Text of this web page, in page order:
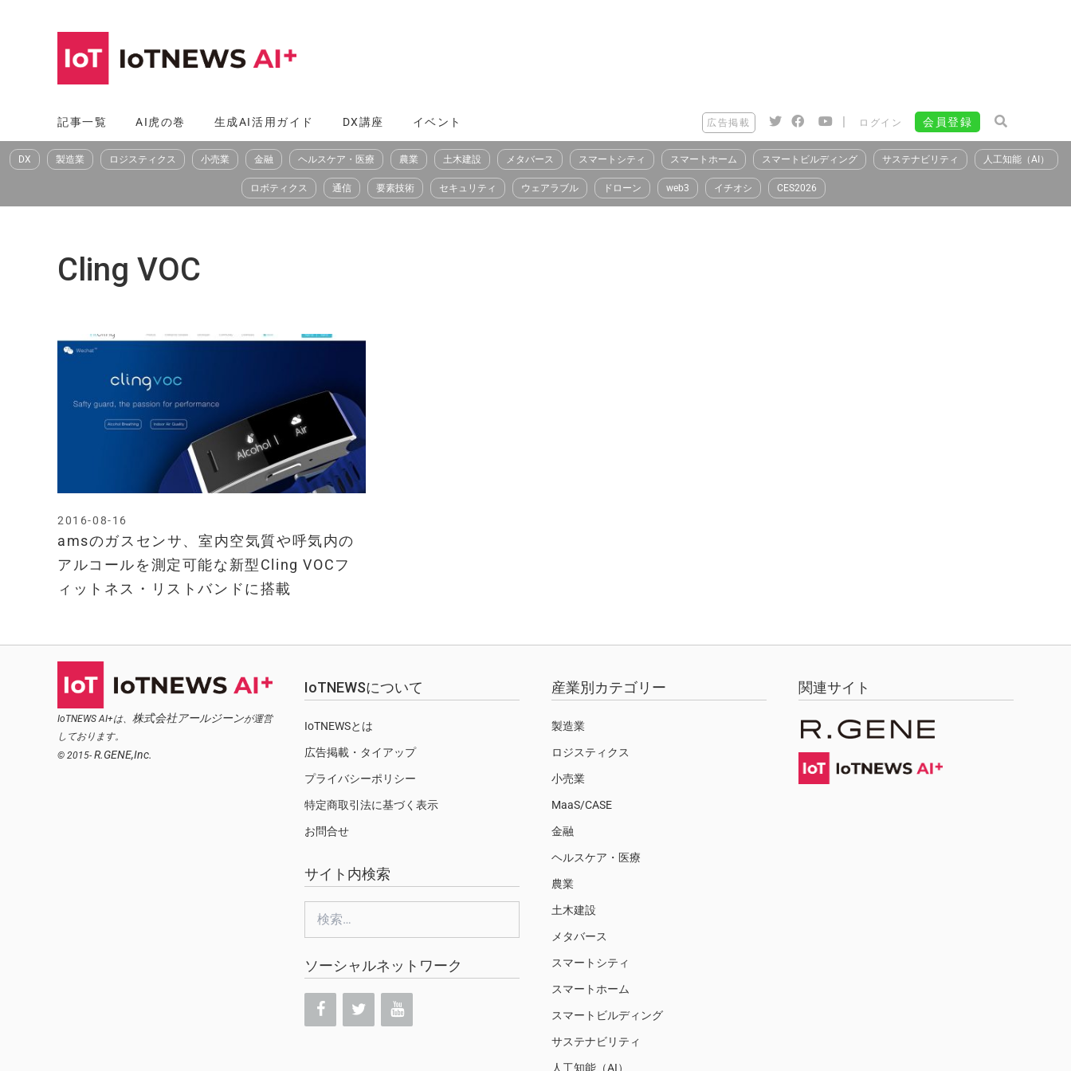
へ
ス
記事一覧 AI虎の巻 生成AI活用ガイド DX講座 イベント 広告掲載 | ログイン 会員登録
DX 製造業 ロジスティクス 小売業 金融 ヘルスケア・医療 農業 土木建設 メタバース スマートシティ スマートホーム スマートビルディング サステナビリティ 人工知能（AI）
ロボティクス 通信 要素技術 セキュリティ ウェアラブル ドローン web3 イチオシ CES2026
Cling VOC
amsのガスセンサ、室内空気質や呼気内の
アルコールを測定可能な新型Cling VOCフ
ィットネス・リストバンドに搭載
2016-08-16
IoTNEWS AI+は、 株式会社アールジーンが運営
しております。
© 2015- R.GENE,Inc.
IoTNEWSについて
IoTNEWSとは
広告掲載・タイアップ
プライバシーポリシー
特定商取引法に基づく表示
お問合せ
サイト内検索
ソーシャルネットワーク
産業別カテゴリー
製造業
ロジスティクス
小売業
MaaS/CASE
金融
ヘルスケア・医療
農業
土木建設
メタバース
スマートシティ
スマートホーム
スマートビルディング
サステナビリティ
人工知能（AI）
関連サイト